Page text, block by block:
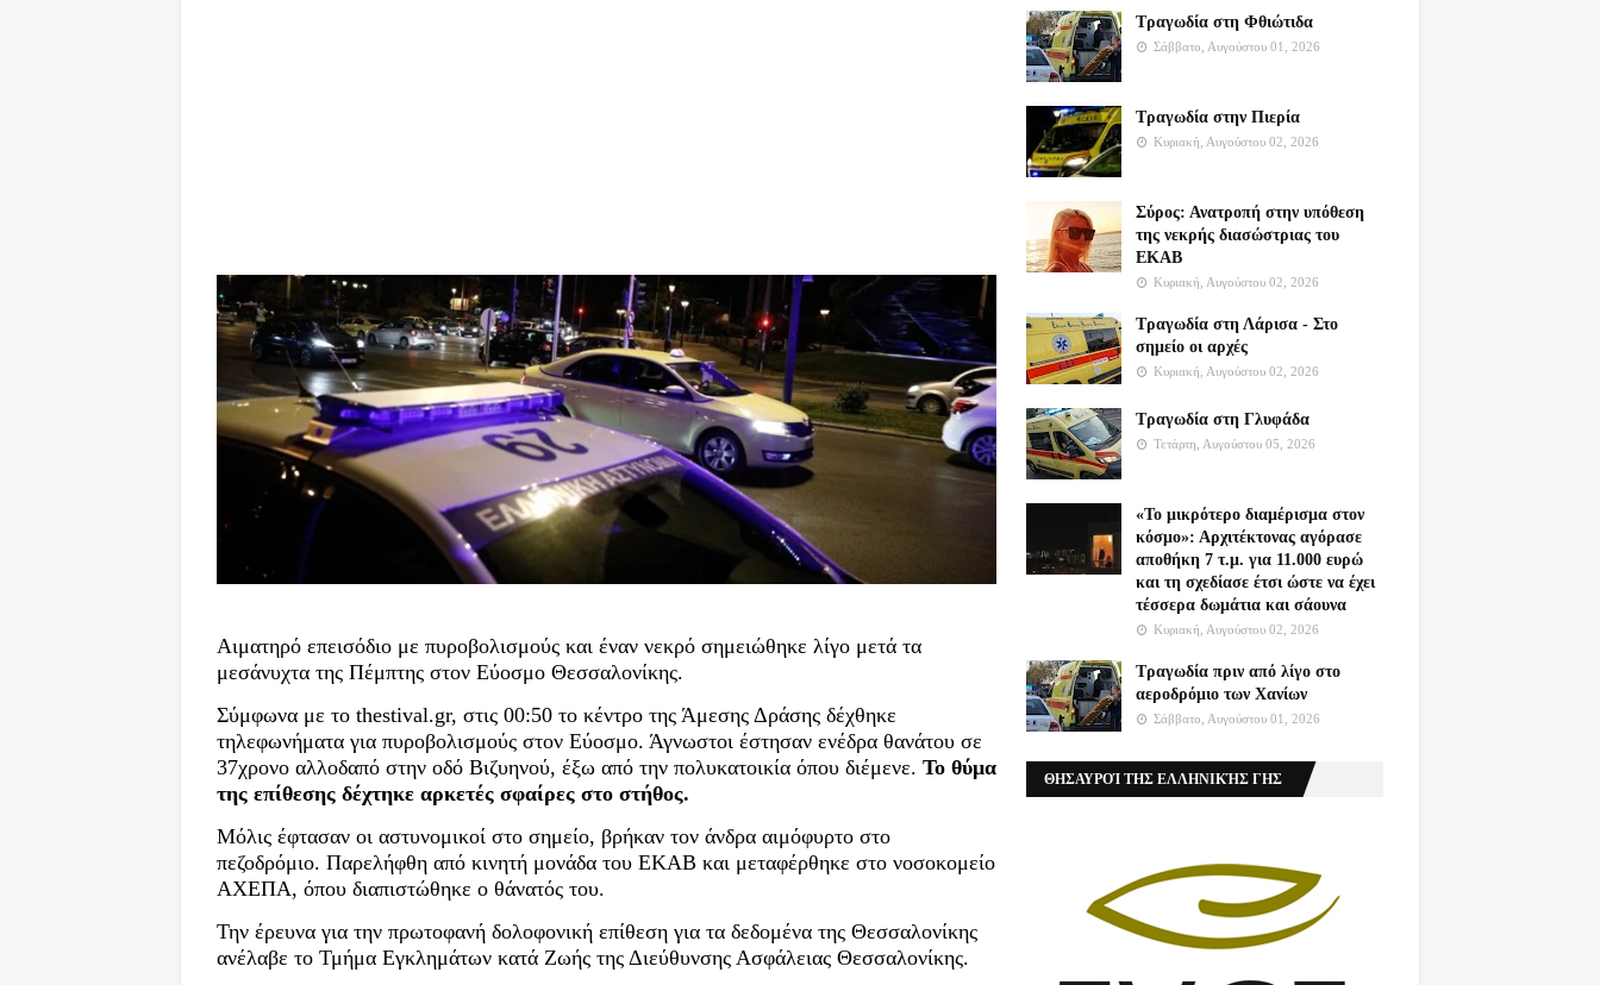
Aιματηρό επεισόδιο με πυροβολισμούς και έναν νεκρό σημειώθηκε λίγο μετά τα
μεσάνυχτα της Πέμπτης στον Εύοσμο Θεσσαλονίκης.
Σύμφωνα με το thestival.gr, στις 00:50 το κέντρο της Άμεσης Δράσης δέχθηκε
τηλεφωνήματα για πυροβολισμούς στον Εύοσμο. Άγνωστοι έστησαν ενέδρα θανάτου σε
37χρονο αλλοδαπό στην οδό Βιζυηνού, έξω από την πολυκατοικία όπου διέμενε. Το θύμα
της επίθεσης δέχτηκε αρκετές σφαίρες στο στήθος.
Μόλις έφτασαν οι αστυνομικοί στο σημείο, βρήκαν τον άνδρα αιμόφυρτο στο
πεζοδρόμιο. Παρελήφθη από κινητή μονάδα του ΕΚΑΒ και μεταφέρθηκε στο νοσοκομείο
ΑΧΕΠΑ, όπου διαπιστώθηκε ο θάνατός του.
Την έρευνα για την πρωτοφανή δολοφονική επίθεση για τα δεδομένα της Θεσσαλονίκης
ανέλαβε το Τμήμα Εγκλημάτων κατά Ζωής της Διεύθυνσης Ασφάλειας Θεσσαλονίκης.
Τραγωδία στη Φθιώτιδα
Σάββατο, Αυγούστου 01, 2026
Τραγωδία στην Πιερία
Κυριακή, Αυγούστου 02, 2026
Σύρος: Ανατροπή στην υπόθεση
της νεκρής διασώστριας του
ΕΚΑΒ
Κυριακή, Αυγούστου 02, 2026
Τραγωδία στη Λάρισα - Στο
σημείο οι αρχές
Κυριακή, Αυγούστου 02, 2026
Τραγωδία στη Γλυφάδα
Τετάρτη, Αυγούστου 05, 2026
«Το μικρότερο διαμέρισμα στον
κόσμο»: Αρχιτέκτονας αγόρασε
αποθήκη 7 τ.μ. για 11.000 ευρώ
και τη σχεδίασε έτσι ώστε να έχει
τέσσερα δωμάτια και σάουνα
Κυριακή, Αυγούστου 02, 2026
Τραγωδία πριν από λίγο στο
αεροδρόμιο των Χανίων
Σάββατο, Αυγούστου 01, 2026
ΘΗΣΑΥΡΟΊ ΤΗΣ ΕΛΛΗΝΙΚΉΣ ΓΗΣ